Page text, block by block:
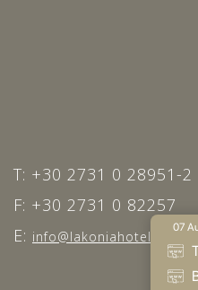
T: +30 2731 0 28951-2
F: +30 2731 0 82257
E: info@lakoniahotel.gr
07